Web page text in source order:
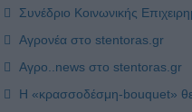
Συνέδριο Κοινωνικής
Αγρονέα στο stentoras.gr
Αγρο..news στο stentoras.gr
Η «κρασσοδέσμη-bouquet»